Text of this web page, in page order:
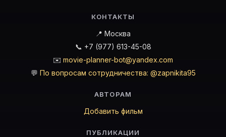
КОНТАКТЫ
📍 Москва
📞 +7 (977) 613-45-08
✉️ movie-planner-bot@yandex.com
💬 По вопросам сотрудничества: @zapnikita95
АВТОРАМ
Добавить фильм
ПУБЛИКАЦИИ